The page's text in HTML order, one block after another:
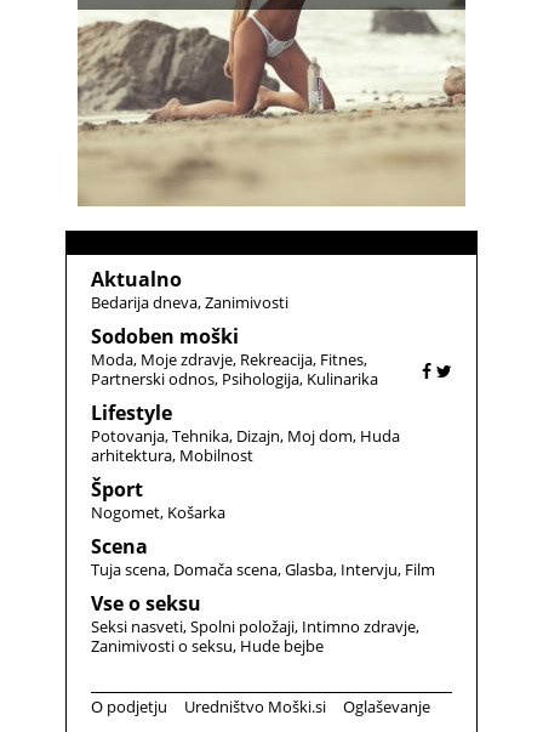
Aktualno
Bedarija dneva Zanimivosti
Sodoben moški
Moda Moje zdravje Rekreacija Fitnes
Partnerski odnos Psihologija Kulinarika
Lifestyle
Potovanja Tehnika Dizajn Moj dom Huda
arhitektura Mobilnost
Šport
Nogomet Košarka
Scena
Tuja scena Domača scena Glasba Intervju Film
Vse o seksu
Seksi nasveti Spolni položaji Intimno zdravje
Zanimivosti o seksu Hude bejbe
O podjetju Uredništvo Moški.si Oglaševanje